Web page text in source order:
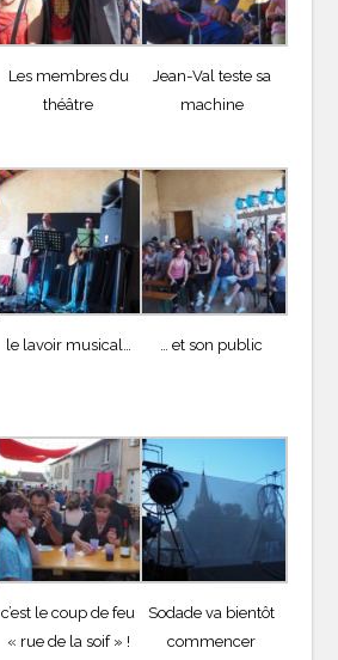
Les membres du
théâtre
Jean-Val teste sa
machine
le lavoir musical… … et son public
c’est le coup de feu
« rue de la soif » !
Sodade va bientôt
commencer